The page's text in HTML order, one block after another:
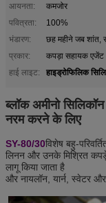
आयनता:
कमजोर
पवित्रता:
100%
भंडारण:
छह महीने जब शांत,
प्रकार:
कपड़ा सहायक एजेंट
हाई लाइट:
हाइड्रोफिलिक
ब्लॉक अमीनो
नरम करने के लिए
SY-80/30विशेष बहु-
लिनन और उनके मिश्रित
लागू किया जाता है
और नायलॉन, यार्न, स्वेटर